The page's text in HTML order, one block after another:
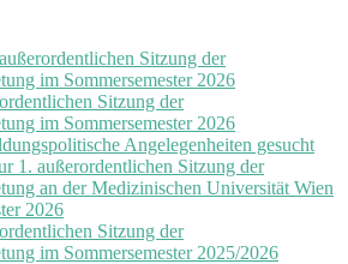
Sitzung der
im Sommersemester 2026
Sitzung der
im Sommersemester 2026
Angelegenheiten gesucht
1. außerordentlichen Sitzung der
an der Medizinischen Universität Wien
2026
Sitzung der
im Sommersemester 2025/2026